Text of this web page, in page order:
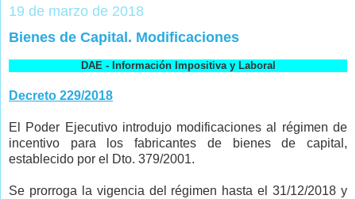
19 de marzo de 2018
Bienes de Capital. Modificaciones
DAE - Información Impositiva y Laboral
Decreto 229/2018
El Poder Ejecutivo introdujo modificaciones al régimen de
incentivo para los fabricantes de bienes de capital,
establecido por el Dto. 379/2001.
Se prorroga la vigencia del régimen hasta el 31/12/2018 y